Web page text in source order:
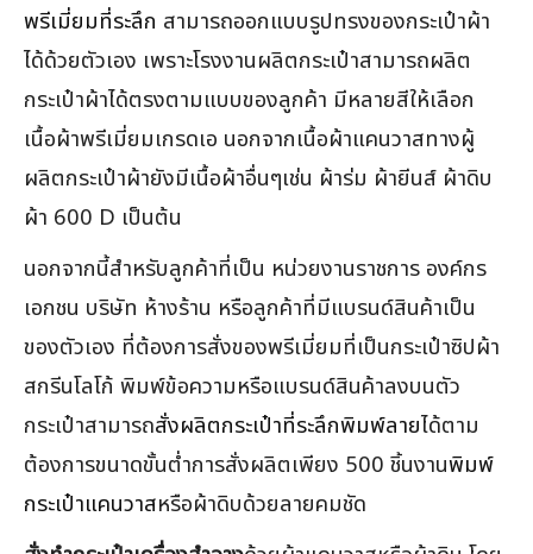
พรีเมี่ยมที่ระลึก สามารถออกแบบรูปทรงของกระเป๋าผ้า
ได้ด้วยตัวเอง เพราะโรงงานผลิตกระเป๋าสามารถผลิต
กระเป๋าผ้าได้ตรงตามแบบของลูกค้า มีหลายสีให้เลือก
เนื้อผ้าพรีเมี่ยมเกรดเอ นอกจากเนื้อผ้าแคนวาสทางผู้
ผลิตกระเป๋าผ้ายังมีเนื้อผ้าอื่นๆเช่น ผ้าร่ม ผ้ายีนส์ ผ้าดิบ
ผ้า 600 D เป็นต้น
นอกจากนี้สำหรับลูกค้าที่เป็น หน่วยงานราชการ องค์กร
เอกชน บริษัท ห้างร้าน หรือลูกค้าที่มีแบรนด์สินค้าเป็น
ของตัวเอง ที่ต้องการสั่งของพรีเมี่ยมที่เป็นกระเป๋าซิปผ้า
สกรีนโลโก้ พิมพ์ข้อความหรือแบรนด์สินค้าลงบนตัว
กระเป๋าสามารถสั่งผลิตกระเป๋าที่ระลึกพิมพ์ลายได้ตาม
ต้องการขนาดขั้นต่ำการสั่งผลิตเพียง 500 ชิ้นงานพิมพ์
กระเป๋าแคนวาสหรือผ้าดิบด้วยลายคมชัด